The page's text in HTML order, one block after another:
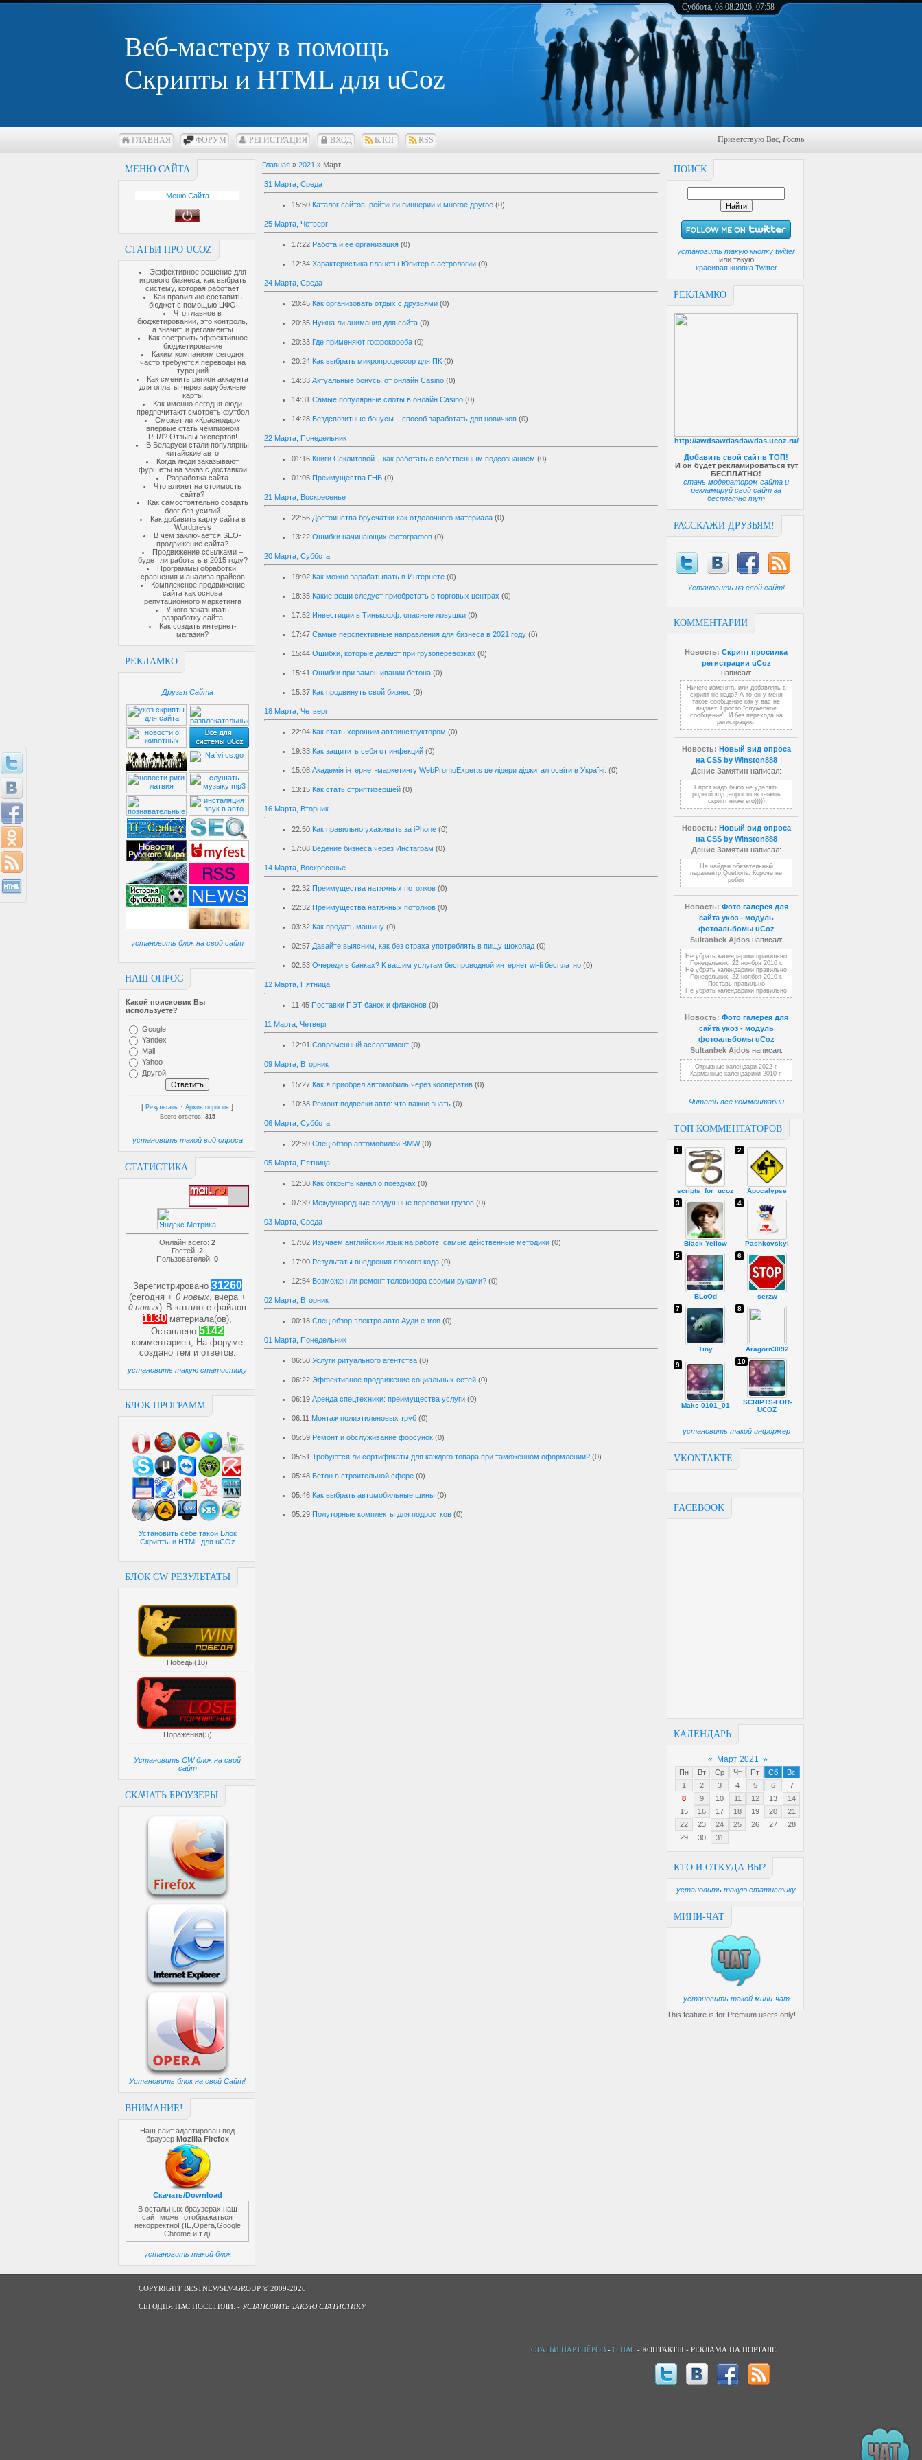
Веб-мастеру в помощь
Скрипты и HTML для uCoz
Суббота, 08.08.2026, 07:58
ГЛАВНАЯ ФОРУМ РЕГИСТРАЦИЯ ВХОД БЛОГ RSS Приветствую Вас, Гость
МЕНЮ САЙТА
Меню Сайта
СТАТЬИ ПРО UCOZ
Эффективное решение для
игрового бизнеса: как выбрать
систему, которая работает
Как правильно составить
бюджет с помощью ЦФО
Что главное в
бюджетировании, это контроль,
а значит, и регламенты
Как построить эффективное
бюджетирование
Каким компаниям сегодня
часто требуются переводы на
турецкий
Как сменить регион аккаунта
для оплаты через зарубежные
карты
Как именно сегодня люди
предпочитают смотреть футбол
Сможет ли «Краснодар»
впервые стать чемпионом
РПЛ? Отзывы экспертов!
В Беларуси стали популярны
китайские авто
Когда люди заказывают
фуршеты на заказ с доставкой
Разработка сайта
Что влияет на стоимость
сайта?
Как самостоятельно создать
блог без усилий
Как добавить карту сайта в
Wordpress
В чем заключается SEO-
продвижение сайта?
Продвижение ссылками –
будет ли работать в 2015 году?
Программы обработки,
сравнения и анализа прайсов
Комплексное продвижение
сайта как основа
репутационного маркетинга
У кого заказывать
разработку сайта
Как создать интернет-
магазин?
РЕКЛАМКО
Друзья Сайта
установить блок на свой сайт
НАШ ОПРОС
Какой поисковик Вы
используете?
Google
Yandex
Mail
Yahoo
Другой
[ Результаты · Архив опросов ]
Всего ответов: 315
установить такой вид опроса
СТАТИСТИКА
Онлайн всего: 2
Гостей: 2
Пользователей: 0
Зарегистрировано 31260
(сегодня + 0 новых, вчера +
0 новых) В каталоге файлов
1130 материала(ов),
Оставлено 5142
комментариев, На форуме
создано тем и ответов.
установить такую статистику
БЛОК ПРОГРАММ
Установить себе такой Блок
Скрипты и HTML для uCOz
БЛОК CW РЕЗУЛЬТАТЫ
Победы(10)
Поражения(5)
Установить CW блок на свой
сайт
СКАЧАТЬ БРОУЗЕРЫ
Установить блок на свой Сайт!
ВНИМАНИЕ!
Наш сайт адаптирован под
браузер Mozilla Firefox
Скачать/Download
В остальных браузерах наш
сайт может отображаться
некорректно! (IE,Opera,Google
Chrome и т.д)
установить такой блок
ПОИСК
установить такую кнопку twitter
или такую
красивая кнопка Twitter
РЕКЛАМКО
http://awdsawdasdawdas.ucoz.ru/
Добавить свой сайт в ТОП!
И он будет рекламироваться тут
БЕСПЛАТНО!
стань модератором сайта и
рекламируй свой сайт за
бесплатно тут
РАССКАЖИ ДРУЗЬЯМ!
Установить на свой сайт!
КОММЕНТАРИИ
Новость: Скрипт просилка
регистрации uCoz
написал:
Ничего изменять или добавлять в
скрипт не надо? А то он у меня
такое сообщение как у вас не
выдаёт. Просто "служебное
сообщение". И без перехода на
регистрацию.
Новость: Новый вид опроса
на CSS by Winston888
Денис Замятин написал:
Епрст надо было не удалять
родной код ,апросто встаыить
скрипт ниже его)))))
Новость: Новый вид опроса
на CSS by Winston888
Денис Замятин написал:
Не найден обязательный
параментр Quetions. Короче не
робит
Новость: Фото галерея для
сайта укоз - модуль
фотоальбомы uCoz
Sultanbek Ajdosнаписал:
Не убрать календарики правильно
Понедельник, 22 ноября 2010 г.
Не убрать календарики правильно
Понедельник, 22 ноября 2010 г.
Поставь правильно
Не убрать календарики правильно
Новость: Фото галерея для
сайта укоз - модуль
фотоальбомы uCoz
Sultanbek Ajdosнаписал:
Отрывные календари 2022 г.
Карманные календарики 2010 г.
Читать все комментарии
ТОП КОММЕНТАТОРОВ
scripts_for_ucoz
1
Apocalypse
2
Black-Yellow
3
Pashkovskyi
4
BLoOd
5
serzw
6
Tiny
7
Aragorn3092
8
Maks-0101_01
9
SCRIPTS-FOR-
UCOZ
10
установить такой информер
VKONTAKTE
FACEBOOK
КАЛЕНДАРЬ
« Март 2021 »
Пн Вт Ср Чт Пт Сб
Вс
1
2 3 4 5 6
7
8
9 10 11 12 13
14
15
16 17 18 19 20
21
22
23 24 25 26 27
28
29
30 31
КТО И ОТКУДА ВЫ?
установить такую статистику
МИНИ-ЧАТ
установить такой мини-чат
This feature is for Premium users only!
Главная » 2021 » Март
31 Марта, Среда
15:50 Каталог сайтов: рейтинги пиццерий и многое другое (0)
25 Марта, Четверг
17:22 Работа и её организация (0)
12:34 Характеристика планеты Юпитер в астрологии (0)
24 Марта, Среда
20:45 Как организовать отдых с друзьями (0)
20:35 Нужна ли анимация для сайта (0)
20:33 Где применяют гофрокороба (0)
20:24 Как выбрать микропроцессор для ПК (0)
14:33 Актуальные бонусы от онлайн Casino (0)
14:31 Самые популярные слоты в онлайн Casino (0)
14:28 Бездепозитные бонусы – способ заработать для новичков (0)
22 Марта, Понедельник
01:16 Книги Секлитовой – как работать с собственным подсознанием (0)
01:05 Преимущества ГНБ (0)
21 Марта, Воскресенье
22:56 Достоинства брусчатки как отделочного материала (0)
13:22 Ошибки начинающих фотографов (0)
20 Марта, Суббота
19:02 Как можно зарабатывать в Интернете (0)
18:35 Какие вещи следует приобретать в торговых центрах (0)
17:52 Инвестиции в Тинькофф: опасные ловушки (0)
17:47 Самые перспективные направления для бизнеса в 2021 году (0)
15:44 Ошибки, которые делают при грузоперевозках (0)
15:41 Ошибки при замешивании бетона (0)
15:37 Как продвинуть свой бизнес (0)
18 Марта, Четверг
22:04 Как стать хорошим автоинструктором (0)
19:33 Как защитить себя от инфекций (0)
15:08 Академія інтернет-маркетингу WebPromoExperts це лідери діджитал освіти в Україні. (0)
13:15 Как стать стриптизершей (0)
16 Марта, Вторник
22:50 Как правильно ухаживать за iPhone (0)
17:08 Ведение бизнеса через Инстаграм (0)
14 Марта, Воскресенье
22:32 Преимущества натяжных потолков (0)
22:32 Преимущества натяжных потолков (0)
03:32 Как продать машину (0)
02:57 Давайте выясним, как без страха употреблять в пищу шоколад (0)
02:53 Очереди в банках? К вашим услугам беспроводной интернет wi-fi бесплатно (0)
12 Марта, Пятница
11:45 Поставки ПЭТ банок и флаконов (0)
11 Марта, Четверг
12:01 Современный ассортимент (0)
09 Марта, Вторник
15:27 Как я приобрел автомобиль через кооператив (0)
10:38 Ремонт подвески авто: что важно знать (0)
06 Марта, Суббота
22:59 Спец обзор автомобилей BMW (0)
05 Марта, Пятница
12:30 Как открыть канал о поездках (0)
07:39 Международные воздушные перевозки грузов (0)
03 Марта, Среда
17:02 Изучаем английский язык на работе, самые действенные методики (0)
17:00 Результаты внедрения плохого кода (0)
12:54 Возможен ли ремонт телевизора своими руками? (0)
02 Марта, Вторник
00:18 Спец обзор электро авто Ауди e-tron (0)
01 Марта, Понедельник
06:50 Услуги ритуального агентства (0)
06:22 Эффективное продвижение социальных сетей (0)
06:19 Аренда спецтехники: преимущества услуги (0)
06:11 Монтаж полиэтиленовых труб (0)
05:59 Ремонт и обслуживание форсунок (0)
05:51 Требуются ли сертификаты для каждого товара при таможенном оформлении? (0)
05:48 Бетон в строительной сфере (0)
05:46 Как выбрать автомобильные шины (0)
05:29 Полуторные комплекты для подростков (0)
COPYRIGHT BESTNEWSLV-GROUP © 2009-2026
СЕГОДНЯ НАС ПОСЕТИЛИ: - УСТАНОВИТЬ ТАКУЮ СТАТИСТИКУ
СТАТЬИ ПАРТНЁРОВ - О НАС - КОНТАКТЫ - РЕКЛАМА НА ПОРТАЛЕ